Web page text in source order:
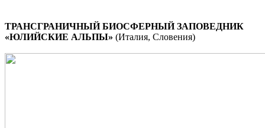
ТРАНСГРАНИЧНЫЙ БИОСФЕРНЫЙ ЗАПОВЕДНИК
«ЮЛИЙСКИЕ АЛЬПЫ» (Италия, Словения)